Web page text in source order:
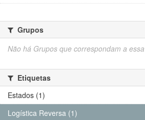
Grupos
Não há Grupos que correspondam a
Etiquetas
Estados (1)
Logística Reversa (1)